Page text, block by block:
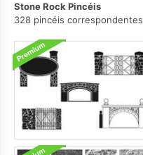
Stone Rock Pincéis
328 pincéis correspondentes